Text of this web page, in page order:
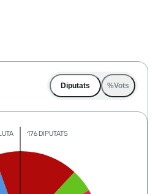
Diputats %Vots